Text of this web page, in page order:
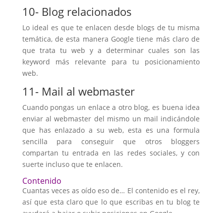
10- Blog relacionados
Lo ideal es que te enlacen desde blogs de tu misma
temática, de esta manera Google tiene más claro de
que trata tu web y a determinar cuales son las
keyword más relevante para tu posicionamiento
web.
11- Mail al webmaster
Cuando pongas un enlace a otro blog, es buena idea
enviar al webmaster del mismo un mail indicándole
que has enlazado a su web, esta es una formula
sencilla para conseguir que otros bloggers
compartan tu entrada en las redes sociales, y con
suerte incluso que te enlacen.
Contenido
Cuantas veces as oído eso de… El contenido es el rey,
así que esta claro que lo que escribas en tu blog te